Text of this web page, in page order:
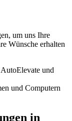
, um uns Ihre
Wünsche erhalten
AutoElevate und
und Computern
in